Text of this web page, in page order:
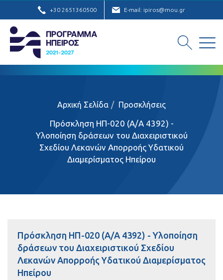
+30 2651360500 E-mail: ipiros@mou.gr
Αρχική Σελίδα Προσκλήσεις
Πρόσκληση ΗΠ-020 (Α/Α 4392) -
Υλοποίηση δράσεων του Διαχειριστικού
Σχεδίου Λεκανών Απορροής Υδατικού
Διαμερίσματος Ηπείρου
Πρόσκληση ΗΠ-020 (Α/Α 4392) - Υλοποίηση
δράσεων του Διαχειριστικού Σχεδίου
Λεκανών Απορροής Υδατικού Διαμερίσματος
Ηπείρου